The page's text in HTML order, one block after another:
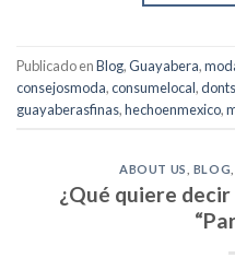
Publicado enBlog,Guayabera,
consejosmoda,consumelocal,donts
guayaberasfinas,hechoenmexico,
ABOUT US BLOG
¿Qué quiere